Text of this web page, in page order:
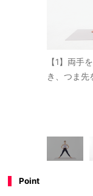
【1】両手
き、つま先
Point